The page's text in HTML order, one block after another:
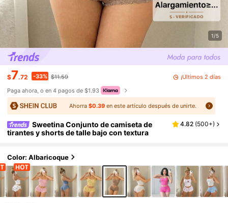
1/5
$7.72 -33% $11.59
¡Últimos 2 días
Paga ahora, o en 4 pagos de $1.93
Ahorra $0.39en este artículo después de unirte.
Sweetina Conjunto de camiseta de
tirantes y shorts de talle bajo con textura
4.82 (500+)
Color: Albaricoque